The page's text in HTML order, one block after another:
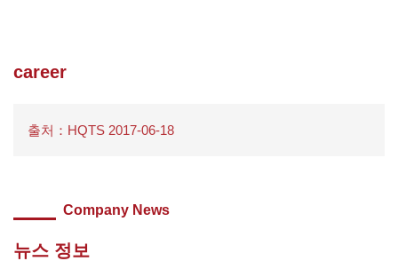
career
출처：HQTS 2017-06-18
Company News
뉴스 정보